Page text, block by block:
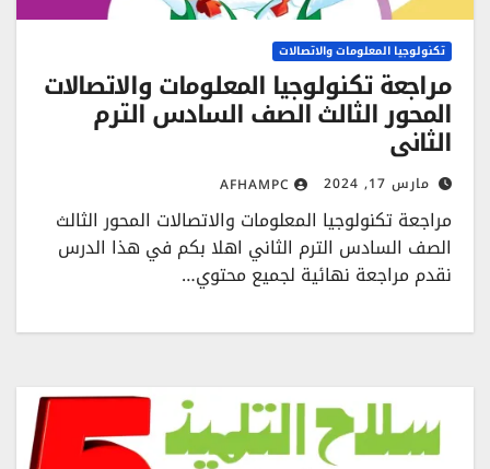
تكنولوجيا المعلومات والاتصالات
مراجعة تكنولوجيا المعلومات والاتصالات
المحور الثالث الصف السادس الترم
الثاني
مارس 17, 2024 AFHAMPC
مراجعة تكنولوجيا المعلومات والاتصالات المحور الثالث
الصف السادس الترم الثاني اهلا بكم في هذا الدرس
نقدم مراجعة نهائية لجميع محتوي…